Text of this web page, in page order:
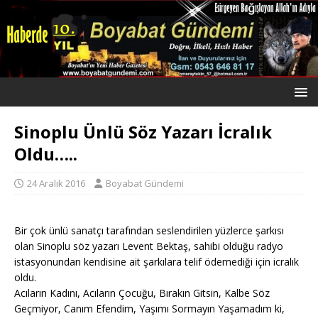
Sinoplu Ünlü Söz Yazarı İcralık
Oldu…..
24 Aralık 2016 Boyabat Gündemi
Bir çok ünlü sanatçı tarafından seslendirilen yüzlerce şarkısı
olan Sinoplu söz yazarı Levent Bektaş, sahibi olduğu radyo
istasyonundan kendisine ait şarkılara telif ödemediği için icralık
oldu.
Acıların Kadını, Acıların Çocuğu, Bırakın Gitsin, Kalbe Söz
Geçmiyor, Canım Efendim, Yaşımı Sormayın Yaşamadım ki,